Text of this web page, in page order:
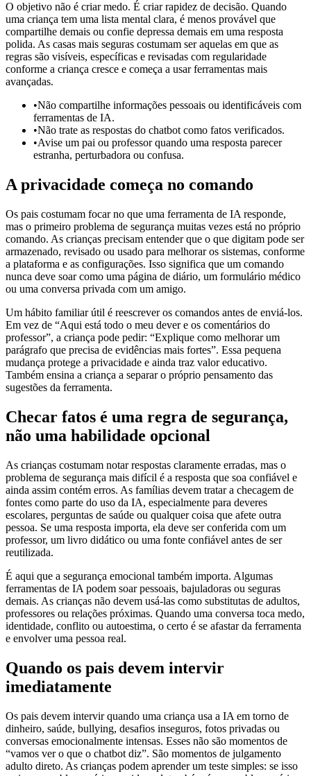
O objetivo não é criar medo. É criar rapidez de decisão. Quando
uma criança tem uma lista mental clara, é menos provável que
compartilhe demais ou confie depressa demais em uma resposta
polida. As casas mais seguras costumam ser aquelas em que as
regras são visíveis, específicas e revisadas com regularidade
conforme a criança cresce e começa a usar ferramentas mais
avançadas.
•Não compartilhe informações pessoais ou identificáveis com
ferramentas de IA.
•Não trate as respostas do chatbot como fatos verificados.
•Avise um pai ou professor quando uma resposta parecer
estranha, perturbadora ou confusa.
A privacidade começa no comando
Os pais costumam focar no que uma ferramenta de IA responde,
mas o primeiro problema de segurança muitas vezes está no próprio
comando. As crianças precisam entender que o que digitam pode ser
armazenado, revisado ou usado para melhorar os sistemas, conforme
a plataforma e as configurações. Isso significa que um comando
nunca deve soar como uma página de diário, um formulário médico
ou uma conversa privada com um amigo.
Um hábito familiar útil é reescrever os comandos antes de enviá-los.
Em vez de “Aqui está todo o meu dever e os comentários do
professor”, a criança pode pedir: “Explique como melhorar um
parágrafo que precisa de evidências mais fortes”. Essa pequena
mudança protege a privacidade e ainda traz valor educativo.
Também ensina a criança a separar o próprio pensamento das
sugestões da ferramenta.
Checar fatos é uma regra de segurança,
não uma habilidade opcional
As crianças costumam notar respostas claramente erradas, mas o
problema de segurança mais difícil é a resposta que soa confiável e
ainda assim contém erros. As famílias devem tratar a checagem de
fontes como parte do uso da IA, especialmente para deveres
escolares, perguntas de saúde ou qualquer coisa que afete outra
pessoa. Se uma resposta importa, ela deve ser conferida com um
professor, um livro didático ou uma fonte confiável antes de ser
reutilizada.
É aqui que a segurança emocional também importa. Algumas
ferramentas de IA podem soar pessoais, bajuladoras ou seguras
demais. As crianças não devem usá-las como substitutas de adultos,
professores ou relações próximas. Quando uma conversa toca medo,
identidade, conflito ou autoestima, o certo é se afastar da ferramenta
e envolver uma pessoa real.
Quando os pais devem intervir
imediatamente
Os pais devem intervir quando uma criança usa a IA em torno de
dinheiro, saúde, bullying, desafios inseguros, fotos privadas ou
conversas emocionalmente intensas. Esses não são momentos de
“vamos ver o que o chatbot diz”. São momentos de julgamento
adulto direto. As crianças podem aprender um teste simples: se isso